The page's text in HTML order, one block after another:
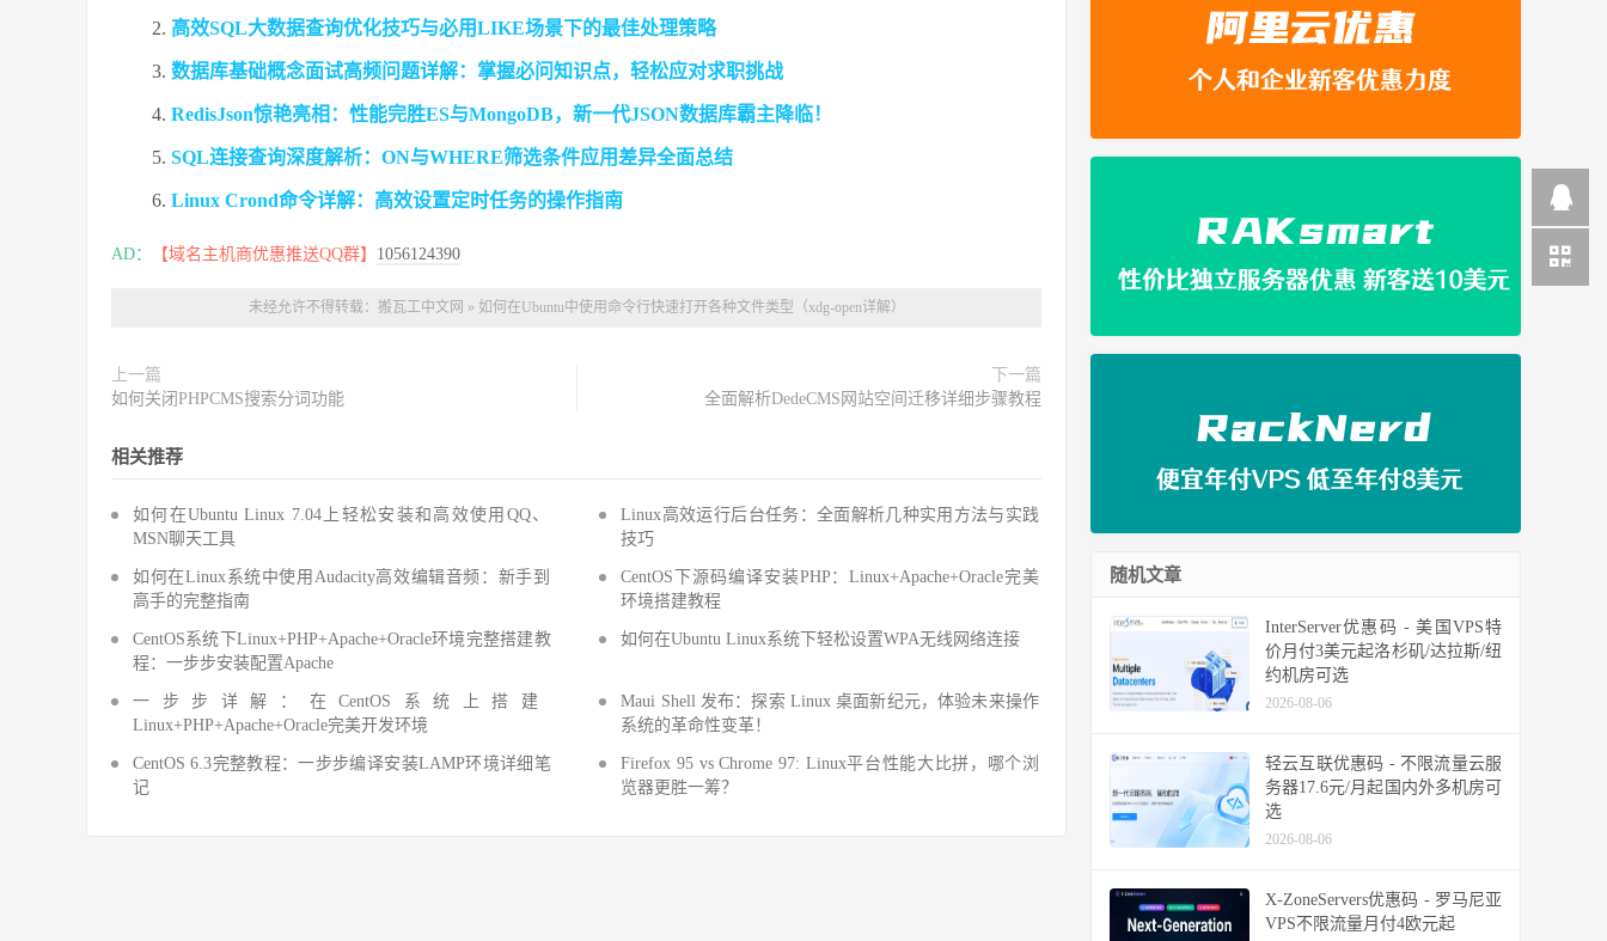
高效SQL大数据查询优化技巧与必用LIKE场景下的最佳处理策略
数据库基础概念面试高频问题详解：掌握必问知识点，轻松应对求职挑战
RedisJson惊艳亮相：性能完胜ES与MongoDB，新一代JSON数据库霸主降临！
SQL连接查询深度解析：ON与WHERE筛选条件应用差异全面总结
Linux Crond命令详解：高效设置定时任务的操作指南
AD： 【域名主机商优惠推送QQ群】 1056124390
未经允许不得转载： 搬瓦工中文网 » 如何在Ubuntu中使用命令行快速打开各种文件类型（xdg-open详解）
上一篇
如何关闭PHPCMS搜索分词功能
下一篇
全面解析DedeCMS网站空间迁移详细步骤教程
相关推荐
如何在Ubuntu Linux 7.04上轻松安装和高效使用QQ、
MSN聊天工具
Linux高效运行后台任务：全面解析几种实用方法与实践
技巧
如何在Linux系统中使用Audacity高效编辑音频：新手到
高手的完整指南
CentOS下源码编译安装PHP：Linux+Apache+Oracle完美
环境搭建教程
CentOS系统下Linux+PHP+Apache+Oracle环境完整搭建教
程：一步步安装配置Apache
如何在Ubuntu Linux系统下轻松设置WPA无线网络连接
一步步详解：在CentOS系统上搭建
Linux+PHP+Apache+Oracle完美开发环境
Maui Shell 发布：探索 Linux 桌面新纪元，体验未来操作
系统的革命性变革！
CentOS 6.3完整教程：一步步编译安装LAMP环境详细笔
记
Firefox 95 vs Chrome 97: Linux平台性能大比拼，哪个浏
览器更胜一筹？
随机文章
InterServer优惠码 - 美国VPS特
价月付3美元起洛杉矶/达拉斯/纽
约机房可选
2026-08-06
轻云互联优惠码 - 不限流量云服
务器17.6元/月起国内外多机房可
选
2026-08-06
X-ZoneServers优惠码 - 罗马尼亚
VPS不限流量月付4欧元起